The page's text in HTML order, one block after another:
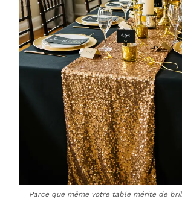
Parce que même votre table mérite de